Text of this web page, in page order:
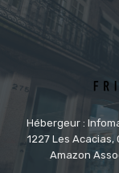
Hébergeur :
1227 Les Acacias,
Amazon